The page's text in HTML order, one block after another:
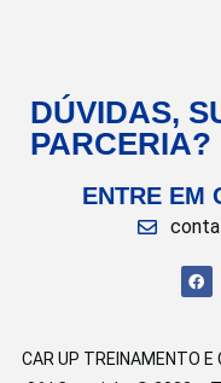
DÚVIDAS,
PARCERIA?
ENTRE EM
CAR UP TREINAMENTO